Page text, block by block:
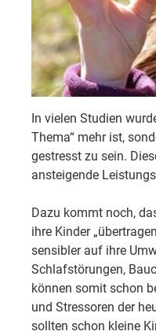
In vielen Studien
Thema“ mehr ist,
gestresst zu sein.
ansteigende
Dazu kommt noch,
ihre Kinder
sensibler auf ihre
Schlafstörungen,
können somit schon
und Stressoren der
sollten schon kleine